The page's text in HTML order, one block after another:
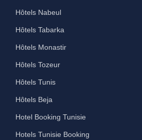
Hôtels Nabeul
Hôtels Tabarka
Hôtels Monastir
Hôtels Tozeur
Hôtels Tunis
Hôtels Beja
Hotel Booking Tunisie
Hotels Tunisie Booking